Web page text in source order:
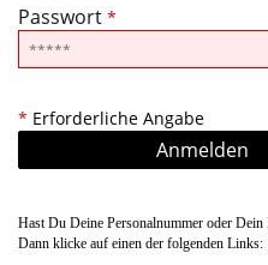
Passwort *
* Erforderliche Angabe
Hast Du Deine Personalnummer oder Dein
Dann klicke auf einen der folgenden Links: